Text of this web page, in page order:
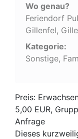
Wo genau?
Feriendorf
Gillenfel,
Kategorie:
Sonstige,
Preis:
5,00 EUR,
Anfrage
Dieses